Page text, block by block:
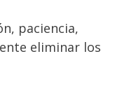
paciencia,
eliminar los